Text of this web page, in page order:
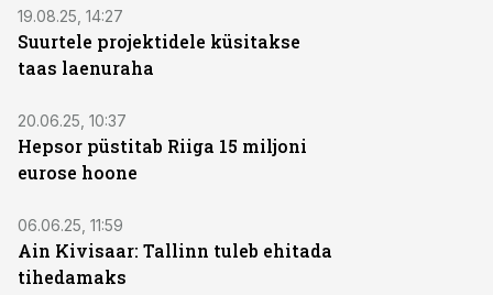
19.08.25, 14:27
Suurtele projektidele küsitakse
taas laenuraha
20.06.25, 10:37
Hepsor püstitab Riiga 15 miljoni
eurose hoone
06.06.25, 11:59
Ain Kivisaar: Tallinn tuleb ehitada
tihedamaks